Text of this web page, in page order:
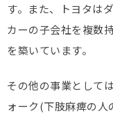
す。また、トヨタは
カーの子会社を複数
を築いています。
その他の事業として
ォーク(下肢麻痺の